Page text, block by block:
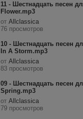
11 - Шестнадцать песен
Flower.mp3
от Allclassica
76 просмотров
10 - Шестнадцать песен
In A Storm.mp3
от Allclassica
83 просмотров
09 - Шестнадцать песен
Spring.mp3
от Allclassica
79 просмотров